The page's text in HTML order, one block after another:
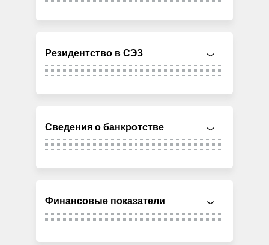
Резидентство в СЭЗ
Сведения о банкротстве
Финансовые показатели